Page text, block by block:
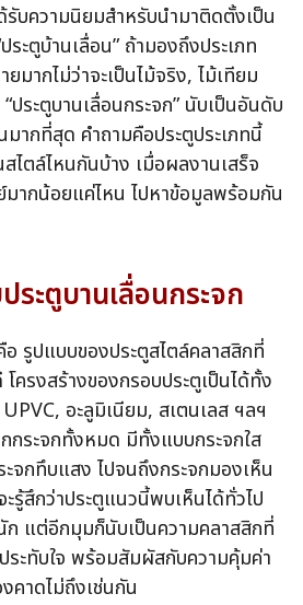
รับความนิยมสำหรับนำมาติดตั้งเป็น
ระตูบ้านเลื่อน” ถ้ามองถึงประเภท
มากไม่ว่าจะเป็นไม้จริง, ไม้เทียม
ประตูบานเลื่อนกระจก” นับเป็นอันดับ
ากที่สุด คำถามคือประตูประเภทนี้
ไตล์ไหนกันบ้าง เมื่อผลงานเสร็จ
มากน้อยแค่ไหน ไปหาข้อมูลพร้อมกัน
ระตูบานเลื่อนกระจก
อ รูปแบบของประตูสไตล์คลาสสิกที่
ครงสร้างของกรอบประตูเป็นได้ทั้ง
อะลูมิเนียม, สเตนเลส ฯลฯ
กระจกทั้งหมด มีทั้งแบบกระจกใส
จกทึบแสง ไปจนถึงกระจกมองเห็น
รู้สึกว่าประตูแนวนี้พบเห็นได้ทั่วไป
ก แต่อีกมุมก็นับเป็นความคลาสสิกที่
ระทับใจ พร้อมสัมผัสกับความคุ้มค่า
คาดไม่ถึงเช่นกัน